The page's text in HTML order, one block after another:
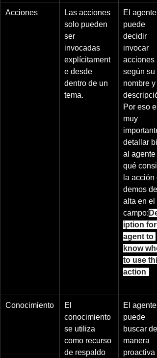
Acciones
Las acciones
solo pueden
ser
invocadas
explícitament
e desde
dentro de un
tema.
El agente
puede
decidir
invocar
acciones
según su
nombre y
Por eso
muy
detallar
al agente
qué
la acción
demos de
alta en el
campo:
iption for
agent to
know
to use
action
Conocimiento
El
conocimiento
se utiliza
como recurso
de respaldo
El agente
puede
buscar de
manera
proactiva